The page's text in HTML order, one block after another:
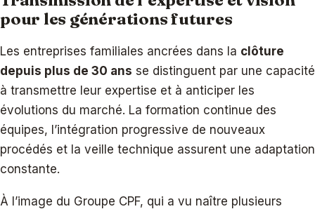
pour les générations futures
Les entreprises familiales ancrées dans la clôture
depuis plus de 30 ans se distinguent par une capacité
à transmettre leur expertise et à anticiper les
évolutions du marché. La formation continue des
équipes, l’intégration progressive de nouveaux
procédés et la veille technique assurent une adaptation
constante.
À l’image du Groupe CPF, qui a vu naître plusieurs